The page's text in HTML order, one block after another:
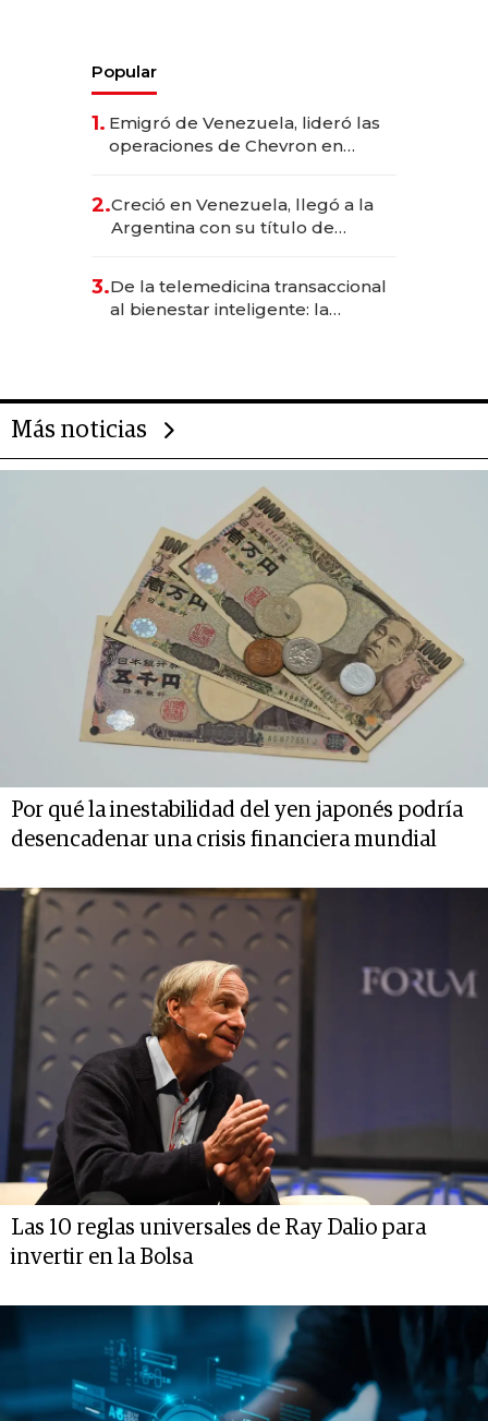
Popular
1. Emigró de Venezuela, lideró las
operaciones de Chevron en
2.Creció en Venezuela, llegó a la
Argentina con su título de
las marcas "fast premium"
3.De la telemedicina transaccional
al bienestar inteligente: la
Más noticias
Por qué la inestabilidad del yen japonés podría
desencadenar una crisis financiera mundial
Las 10 reglas universales de Ray Dalio para
invertir en la Bolsa